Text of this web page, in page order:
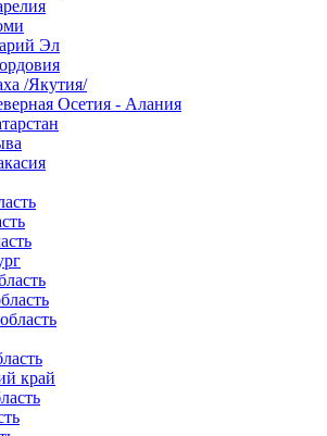
Эл
/Якутия/
Осетия - Алания
край